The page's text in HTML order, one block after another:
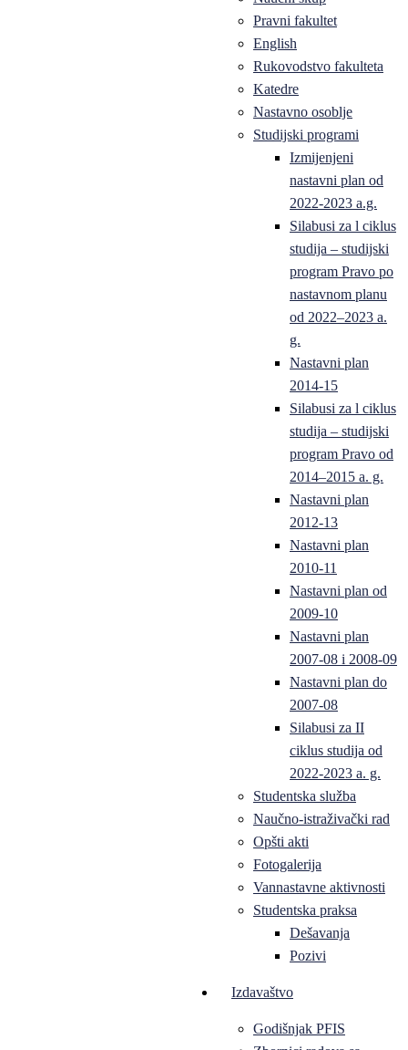
Pravni fakultet
English
Rukovodstvo fakulteta
Katedre
Nastavno osoblje
Studijski programi
Izmijenjeni
nastavni plan od
2022-2023 a.g.
Silabusi za l ciklus
studija – studijski
program Pravo po
nastavnom planu
od 2022–2023 a.
g.
Nastavni plan
2014-15
Silabusi za l ciklus
studija – studijski
program Pravo od
2014–2015 a. g.
Nastavni plan
2012-13
Nastavni plan
2010-11
Nastavni plan od
2009-10
Nastavni plan
2007-08 i 2008-09
Nastavni plan do
2007-08
Silabusi za II
ciklus studija od
2022-2023 a. g.
Studentska služba
Naučno-istraživački rad
Opšti akti
Fotogalerija
Vannastavne aktivnosti
Studentska praksa
Dešavanja
Pozivi
Izdavaštvo
Godišnjak PFIS